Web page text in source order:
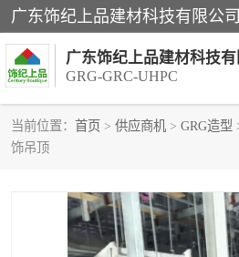
广东饰纪上品建材科技有
GRG-GRC-UHPC
当前位置： 首页 > 供应商机 > GRG造型
饰吊顶
GRG构件
UHPC构件
GRG造型